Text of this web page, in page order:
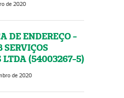
de 2020
DE ENDEREÇO -
SERVIÇOS
LTDA (54003267-5)
de 2020